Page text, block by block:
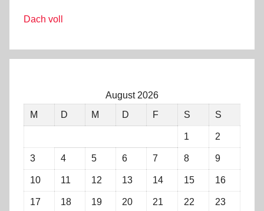
Dach voll
August 2026
M
D M D F S S
1 2
3 4 5 6 7 8 9
10 11 12 13 14 15 16
17 18 19 20 21 22 23